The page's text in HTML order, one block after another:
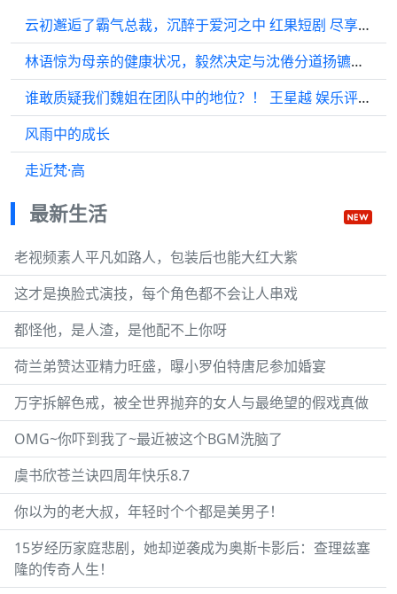
云初邂逅了霸气总裁，沉醉于爱河之中 红果短剧 尽享全集
林语惊为母亲的健康状况，毅然决定与沈倦分道扬镳追剧推荐 周翊然
谁敢质疑我们魏姐在团队中的地位？！ 王星越 娱乐评论大赏
风雨中的成长
走近梵·高
最新生活
老视频素人平凡如路人，包装后也能大红大紫
这才是换脸式演技，每个角色都不会让人串戏
都怪他，是人渣，是他配不上你呀
荷兰弟赞达亚精力旺盛，曝小罗伯特唐尼参加婚宴
万字拆解色戒，被全世界抛弃的女人与最绝望的假戏真做
OMG~你吓到我了~最近被这个BGM洗脑了
虞书欣苍兰诀四周年快乐8.7
你以为的老大叔，年轻时个个都是美男子！
15岁经历家庭悲剧，她却逆袭成为奥斯卡影后：查理兹塞
隆的传奇人生！